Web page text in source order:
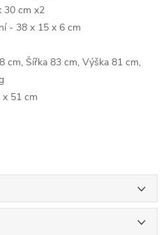
30 cm x2
- 38 x 15 x 6 cm
cm, Šířka 83 cm, Výška 81 cm,
x 51 cm